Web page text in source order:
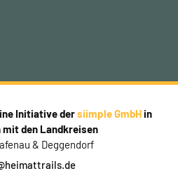
Initiative dersiimple GmbHin
mit den Landkreisen
& Deggendorf